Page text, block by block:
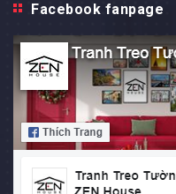
Facebook fanpage